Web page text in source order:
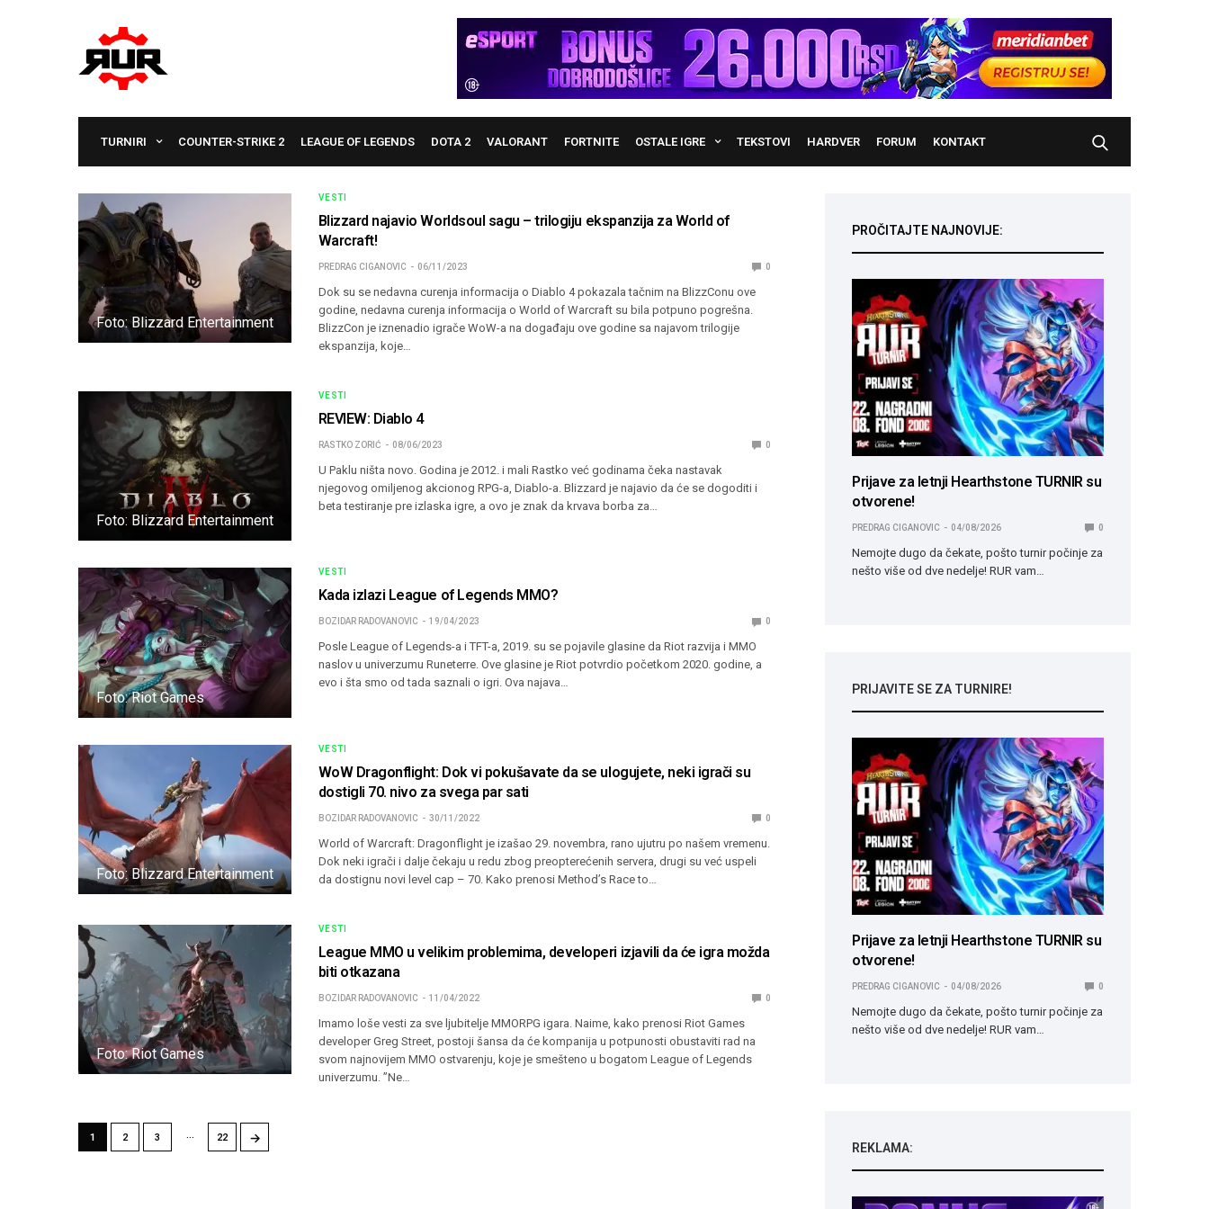
TURNIRI COUNTER-STRIKE 2 LEAGUE OF LEGENDS DOTA 2 VALORANT FORTNITE OSTALE IGRE TEKSTOVI HARDVER FORUM KONTAKT
Foto: Blizzard Entertainment
VESTI
Blizzard najavio Worldsoul sagu – trilogiju ekspanzija za World of
Warcraft!
PREDRAG CIGANOVIC 06/11/2023 0
Dok su se nedavna curenja informacija o Diablo 4 pokazala tačnim na BlizzConu ove
godine, nedavna curenja informacija o World of Warcraft su bila potpuno pogrešna.
BlizzCon je iznenadio igrače WoW-a na događaju ove godine sa najavom trilogije
ekspanzija, koje…
Foto: Blizzard Entertainment
VESTI
REVIEW: Diablo 4
RASTKO ZORIĆ 08/06/2023 0
U Paklu ništa novo. Godina je 2012. i mali Rastko već godinama čeka nastavak
njegovog omiljenog akcionog RPG-a, Diablo-a. Blizzard je najavio da će se dogoditi i
beta testiranje pre izlaska igre, a ovo je znak da krvava borba za…
Foto: Riot Games
VESTI
Kada izlazi League of Legends MMO?
BOZIDAR RADOVANOVIC 19/04/2023 0
Posle League of Legends-a i TFT-a, 2019. su se pojavile glasine da Riot razvija i MMO
naslov u univerzumu Runeterre. Ove glasine je Riot potvrdio početkom 2020. godine, a
evo i šta smo od tada saznali o igri. Ova najava…
Foto: Blizzard Entertainment
VESTI
WoW Dragonflight: Dok vi pokušavate da se ulogujete, neki igrači su
dostigli 70. nivo za svega par sati
BOZIDAR RADOVANOVIC 30/11/2022 0
World of Warcraft: Dragonflight je izašao 29. novembra, rano ujutru po našem vremenu.
Dok neki igrači i dalje čekaju u redu zbog preopterećenih servera, drugi su već uspeli
da dostignu novi level cap – 70. Kako prenosi Method’s Race to…
Foto: Riot Games
VESTI
League MMO u velikim problemima, developeri izjavili da će igra možda
biti otkazana
BOZIDAR RADOVANOVIC 11/04/2022 0
Imamo loše vesti za sve ljubitelje MMORPG igara. Naime, kako prenosi Riot Games
developer Greg Street, postoji šansa da će kompanija u potpunosti obustaviti rad na
svom najnovijem MMO ostvarenju, koje je smešteno u bogatom League of Legends
univerzumu. ”Ne…
1 2 3 … 22 →
PROČITAJTE NAJNOVIJE:
Prijave za letnji Hearthstone TURNIR su
otvorene!
PREDRAG CIGANOVIC 04/08/2026 0
Nemojte dugo da čekate, pošto turnir počinje za
nešto više od dve nedelje! RUR vam…
PRIJAVITE SE ZA TURNIRE!
Prijave za letnji Hearthstone TURNIR su
otvorene!
PREDRAG CIGANOVIC 04/08/2026 0
Nemojte dugo da čekate, pošto turnir počinje za
nešto više od dve nedelje! RUR vam…
REKLAMA: